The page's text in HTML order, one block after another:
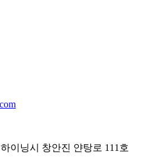
이닝시 창안진 얀탕로 111호